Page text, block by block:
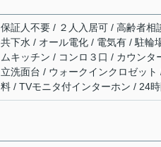
保証人不要 / ２人入居可 / 高齢者
共下水 / オール電化 / 電気有 / 駐輪
ムキッチン / コンロ３口 / カウン
立洗面台 / ウォークインクロゼッ
料 / TVモニタ付インターホン / 24